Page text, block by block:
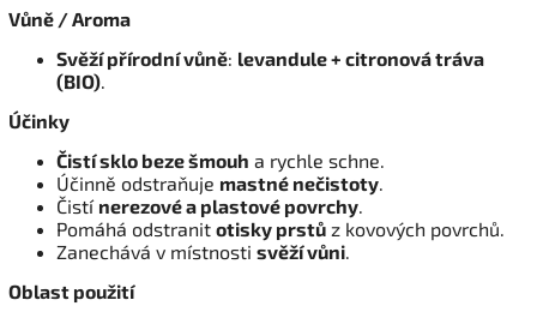
Vůně / Aroma
Svěží přírodní vůně: levandule + citronová tráva
(BIO).
Účinky
Čistí sklo beze šmouh a rychle schne.
Účinně odstraňuje mastné nečistoty.
Čistí nerezové a plastové povrchy.
Pomáhá odstranit otisky prstů z kovových povrchů.
Zanechává v místnosti svěží vůni.
Oblast použití